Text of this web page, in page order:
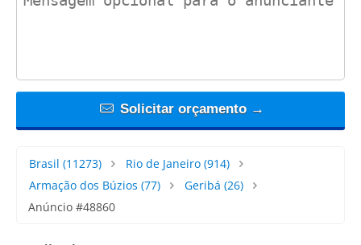
Solicitar orçamento →
Brasil (11273) Rio de Janeiro(914)
Armação dos Búzios (77) Geribá (26)
Anúncio #48860